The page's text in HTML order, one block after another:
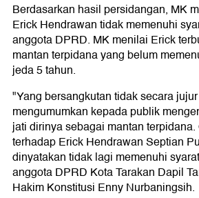
Berdasarkan hasil persidangan, MK
Erick Hendrawan tidak memenuhi
anggota DPRD. MK menilai Erick
mantan terpidana yang belum
jeda 5 tahun.
"Yang bersangkutan tidak secara
mengumumkan kepada publik
jati dirinya sebagai mantan
terhadap Erick Hendrawan Septian
dinyatakan tidak lagi memenuhi
anggota DPRD Kota Tarakan Dapil
Hakim Konstitusi Enny Nurbaningsih.